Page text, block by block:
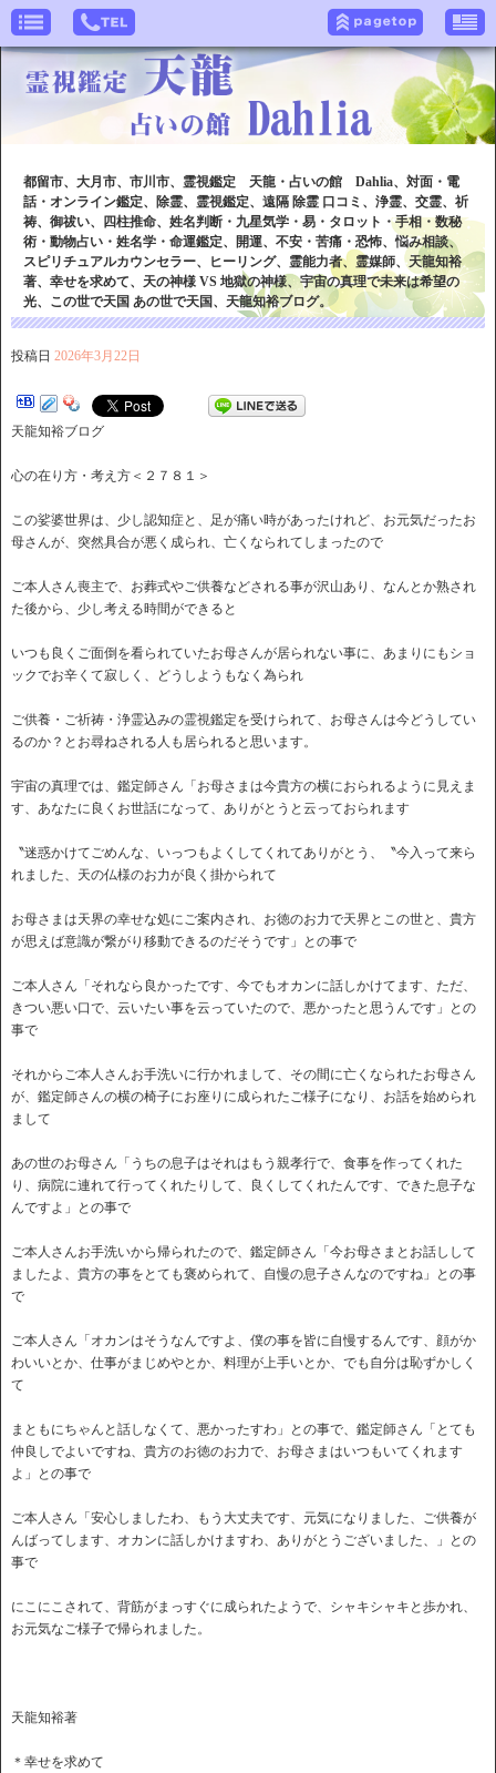
都留市、大月市、市川市、霊視鑑定 天龍・占いの館 Dahlia、対面・電
話・オンライン鑑定、除霊、霊視鑑定、遠隔 除霊 口コミ、浄霊、交霊、祈
祷、御祓い、四柱推命、姓名判断・九星気学・易・タロット・手相・数秘
術・動物占い・姓名学・命運鑑定、開運、不安・苦痛・恐怖、悩み相談、
スピリチュアルカウンセラー、ヒーリング、霊能力者、霊媒師、天龍知裕
著、幸せを求めて、天の神様 VS 地獄の神様、宇宙の真理で未来は希望の
光、この世で天国 あの世で天国、天龍知裕ブログ。
投稿日 2026年3月22日
天龍知裕ブログ
心の在り方・考え方＜２７８１＞
この娑婆世界は、少し認知症と、足が痛い時があったけれど、お元気だったお
母さんが、突然具合が悪く成られ、亡くなられてしまったので
ご本人さん喪主で、お葬式やご供養などされる事が沢山あり、なんとか熟され
た後から、少し考える時間ができると
いつも良くご面倒を看られていたお母さんが居られない事に、あまりにもショ
ックでお辛くて寂しく、どうしようもなく為られ
ご供養・ご祈祷・浄霊込みの霊視鑑定を受けられて、お母さんは今どうしてい
るのか？とお尋ねされる人も居られると思います。
宇宙の真理では、鑑定師さん「お母さまは今貴方の横におられるように見えま
す、あなたに良くお世話になって、ありがとうと云っておられます
〝迷惑かけてごめんな、いっつもよくしてくれてありがとう、〝今入って来ら
れました、天の仏様のお力が良く掛かられて
お母さまは天界の幸せな処にご案内され、お徳のお力で天界とこの世と、貴方
が思えば意識が繋がり移動できるのだそうです」との事で
ご本人さん「それなら良かったです、今でもオカンに話しかけてます、ただ、
きつい悪い口で、云いたい事を云っていたので、悪かったと思うんです」との
事で
それからご本人さんお手洗いに行かれまして、その間に亡くなられたお母さん
が、鑑定師さんの横の椅子にお座りに成られたご様子になり、お話を始められ
まして
あの世のお母さん「うちの息子はそれはもう親孝行で、食事を作ってくれた
り、病院に連れて行ってくれたりして、良くしてくれたんです、できた息子な
んですよ」との事で
ご本人さんお手洗いから帰られたので、鑑定師さん「今お母さまとお話しして
ましたよ、貴方の事をとても褒められて、自慢の息子さんなのですね」との事
で
ご本人さん「オカンはそうなんですよ、僕の事を皆に自慢するんです、顔がか
わいいとか、仕事がまじめやとか、料理が上手いとか、でも自分は恥ずかしく
て
まともにちゃんと話しなくて、悪かったすわ」との事で、鑑定師さん「とても
仲良しでよいですね、貴方のお徳のお力で、お母さまはいつもいてくれます
よ」との事で
ご本人さん「安心しましたわ、もう大丈夫です、元気になりました、ご供養が
んばってします、オカンに話しかけますわ、ありがとうございました、」との
事で
にこにこされて、背筋がまっすぐに成られたようで、シャキシャキと歩かれ、
お元気なご様子で帰られました。
天龍知裕著
＊幸せを求めて